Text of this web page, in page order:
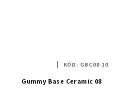
Gummy Base Ceramic 08
KÓD: GBC08-10